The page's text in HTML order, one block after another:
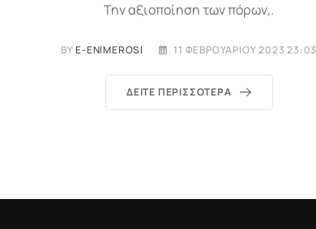
Την αξιοποίηση των πόρων,.
BYE-ENIMEROSI 11 ΦΕΒΡΟΥΑΡΊΟΥ 2023 23:03
ΔΕΊΤΕ ΠΕΡΙΣΣΌΤΕΡΑ